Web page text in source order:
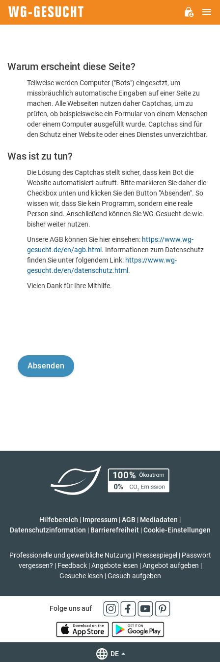
Bitte
dass
sind
Warum erscheint diese Seite?
Teilweise werden Computer ("Bots") eingesetzt, um
missbräuchlich automatische Eingaben auf einer Seite zu
machen. Alle Webseiten nutzen daher Captchas, um zu
prüfen, ob beispielsweise ein Formular von einem Menschen
oder einem Computer ausgefüllt wurde. Captchas sind für
den Schutz einer Website oder eines Dienstes unverzichtbar.
Was ist zu tun?
Die Lösung des Captchas stellt sicher, dass kein Bot die
Website automatisiert aufruft. Bitte markieren Sie daher die
Checkbox unten und klicken Sie den Button "Absenden". So
wissen wir, dass Sie kein Programm, sondern eine reale
Person sind. Anschließend können Sie WG-Gesucht.de wie
bisher weiter nutzen.
Unsere AGB können Sie hier einsehen: https://www.wg-
gesucht.de/en/agb.html . Informationen zum Datenschutz
finden Sie unter folgendem Link: https://www.wg-
gesucht.de/en/datenschutz.html .
Vielen Dank für Ihre Mithilfe.
Hilfebereich | Impressum |AGB | Mediadaten |
Datenschutzinformation | Barrierefreiheit | Cookie-Einstellungen
Professionelle und gewerbliche Nutzung | Pressespiegel | Passwort
vergessen? | Feedback | Angebote lesen | Angebot aufgeben |
Gesuche lesen | Gesuch aufgeben
Folge uns auf
DE